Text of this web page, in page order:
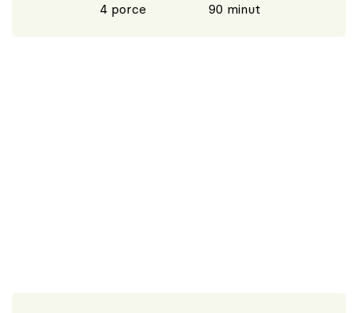
4 porce 90 minut